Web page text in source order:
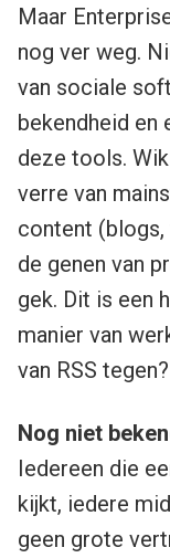
Maar
nog ver weg.
van sociale
bekendheid en
deze tools.
verre van
content (blogs,
de genen van
gek. Dit is een
manier van
van RSS tegen?
Nog niet
Iedereen die
kijkt, iedere
geen grote